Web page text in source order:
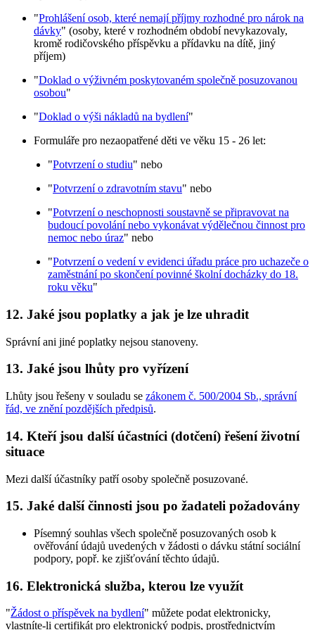
"Prohlášení osob, které nemají příjmy rozhodné pro nárok na
dávky" (osoby, které v rozhodném období nevykazovaly,
kromě rodičovského příspěvku a přídavku na dítě, jiný
příjem)
"Doklad o výživném poskytovaném společně posuzovanou
osobou"
"Doklad o výši nákladů na bydlení"
Formuláře pro nezaopatřené děti ve věku 15 - 26 let:
"Potvrzení o studiu" nebo
"Potvrzení o zdravotním stavu" nebo
"Potvrzení o neschopnosti soustavně se připravovat na
budoucí povolání nebo vykonávat výdělečnou činnost pro
nemoc nebo úraz" nebo
"Potvrzení o vedení v evidenci úřadu práce pro uchazeče o
zaměstnání po skončení povinné školní docházky do 18.
roku věku"
12. Jaké jsou poplatky a jak je lze uhradit
Správní ani jiné poplatky nejsou stanoveny.
13. Jaké jsou lhůty pro vyřízení
Lhůty jsou řešeny v souladu se zákonem č. 500/2004 Sb., správní
řád, ve znění pozdějších předpisů.
14. Kteří jsou další účastníci (dotčení) řešení životní
situace
Mezi další účastníky patří osoby společně posuzované.
15. Jaké další činnosti jsou po žadateli požadovány
Písemný souhlas všech společně posuzovaných osob k
ověřování údajů uvedených v žádosti o dávku státní sociální
podpory, popř. ke zjišťování těchto údajů.
16. Elektronická služba, kterou lze využít
"Žádost o příspěvek na bydlení" můžete podat elektronicky,
vlastníte-li certifikát pro elektronický podpis, prostřednictvím